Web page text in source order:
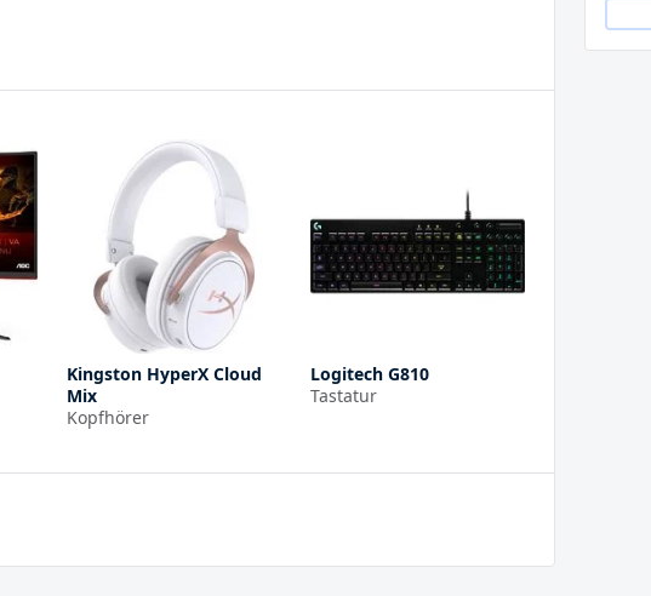
Kingston HyperX Cloud
Mix
Kopfhörer
Logitech G810
Tastatur